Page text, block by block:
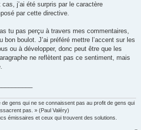
j’ai été surpris par le caractère
par cette directive.
tu pas perçu à travers mes commentaires,
bon boulot. J’ai préféré mettre l’accent sur les
ou à développer, donc peut être que les
ne reflètent pas ce sentiment, mais
gens qui ne se connaissent pas au profit de gens qui
pas. » (Paul Valéry)
émissaires et ceux qui trouvent des solutions.